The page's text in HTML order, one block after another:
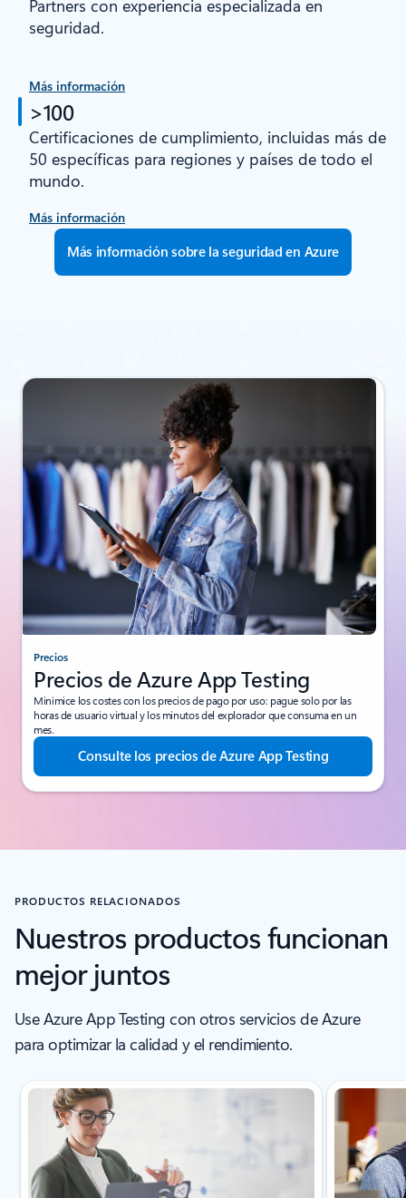
Partners con experiencia especializada en
seguridad.
Más información
>100
Certificaciones de cumplimiento, incluidas más de
50 específicas para regiones y países de todo el
mundo.
Más información
Más información sobre la seguridad en Azure
Precios
Precios de Azure App Testing
Minimice los costes con los precios de pago por uso: pague solo por las
horas de usuario virtual y los minutos del explorador que consuma en un
mes.
Consulte los precios de Azure App Testing
PRODUCTOS RELACIONADOS
Nuestros productos funcionan
mejor juntos
Use Azure App Testing con otros servicios de Azure
para optimizar la calidad y el rendimiento.
Mostrando diapositiva 1 de 4